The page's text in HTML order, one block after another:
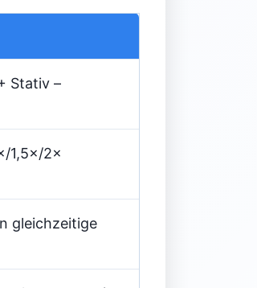
Stativ –
1,5×/2×
gleichzeitige